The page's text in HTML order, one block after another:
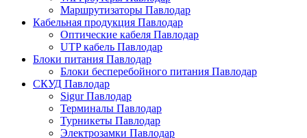
Маршрутизаторы Павлодар
Кабельная продукция Павлодар
Оптические кабеля Павлодар
UTP кабель Павлодар
Блоки питания Павлодар
Блоки бесперебойного питания Павлодар
СКУД Павлодар
Sigur Павлодар
Терминалы Павлодар
Турникеты Павлодар
Электрозамки Павлодар